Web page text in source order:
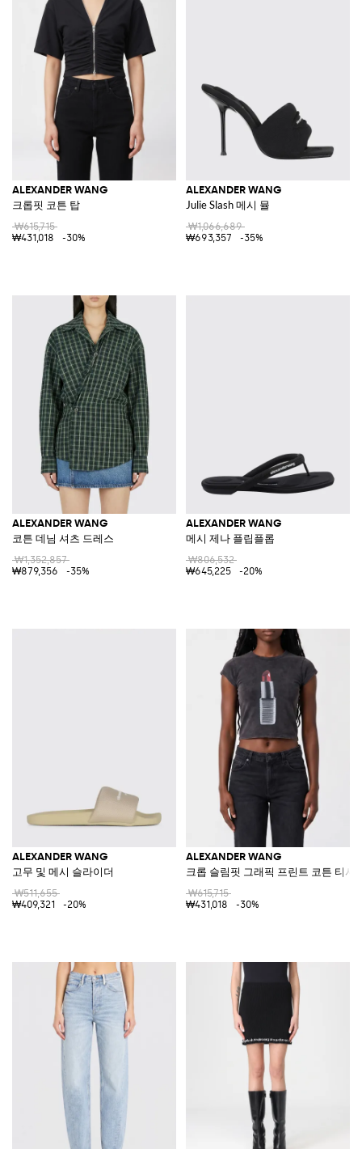
ALEXANDER WANG
크롭핏 코튼 탑
₩615,715
₩431,018
-30%
ALEXANDER WANG
Julie Slash 메시 뮬
₩1,066,689
₩693,357
-35%
ALEXANDER WANG
코튼 데님 셔츠 드레스
₩1,352,857
₩879,356
-35%
ALEXANDER WANG
메시 제나 플립플롭
₩806,532
₩645,225
-20%
ALEXANDER WANG
고무 및 메시 슬라이더
₩511,655
₩409,321
-20%
ALEXANDER WANG
크롭 슬림핏 그래픽 프린트 코튼 티셔
₩615,715
₩431,018
-30%